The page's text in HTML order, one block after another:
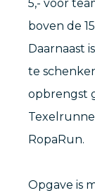
5,- voor
boven de
Daarnaast
te
opbrengst
RopaRun.
Opgave is